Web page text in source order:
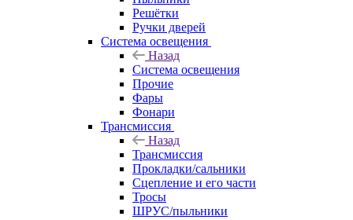
Решётки
Ручки дверей
Система освещения
Назад
Система освещения
Прочие
Фары
Фонари
Трансмиссия
Назад
Трансмиссия
Прокладки/сальники
Сцепление и его части
Тросы
ШРУС/пыльники